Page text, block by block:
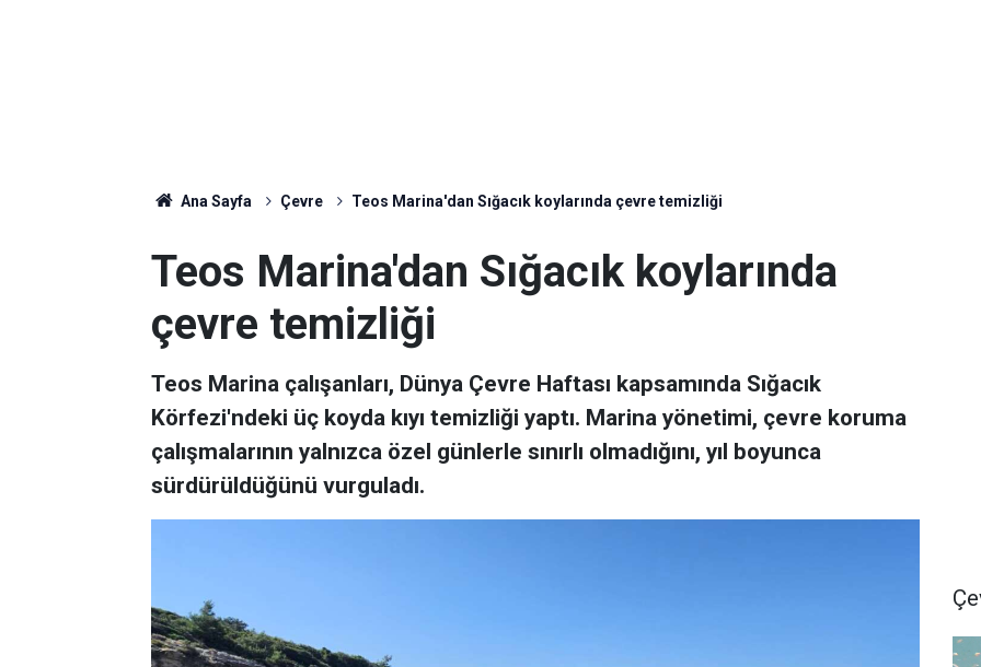
Ana Sayfa Çevre Teos Marina'dan Sığacık koylarında çevre temizliği
Teos Marina'dan Sığacık koylarında
çevre temizliği
Teos Marina çalışanları, Dünya Çevre Haftası kapsamında Sığacık
Körfezi'ndeki üç koyda kıyı temizliği yaptı. Marina yönetimi, çevre koruma
çalışmalarının yalnızca özel günlerle sınırlı olmadığını, yıl boyunca
sürdürüldüğünü vurguladı.